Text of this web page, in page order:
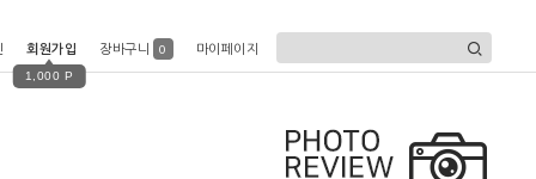
회원가입
1,000 P
장바구니 0 마이페이지